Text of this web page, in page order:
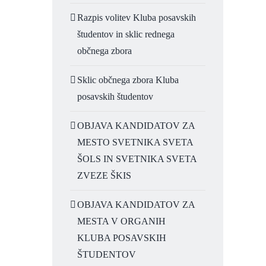
Razpis volitev Kluba posavskih
študentov in sklic rednega
občnega zbora
Sklic občnega zbora Kluba
posavskih študentov
OBJAVA KANDIDATOV ZA
MESTO SVETNIKA SVETA
ŠOLS IN SVETNIKA SVETA
ZVEZE ŠKIS
OBJAVA KANDIDATOV ZA
MESTA V ORGANIH
KLUBA POSAVSKIH
ŠTUDENTOV